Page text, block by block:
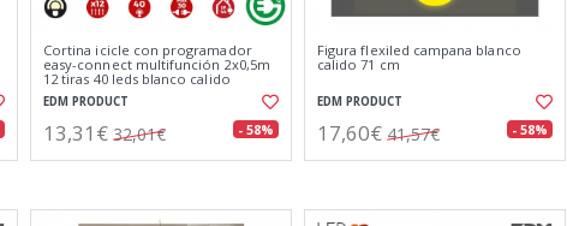
Cortina icicle con programador
easy-connect multifunción 2x0,5m
12 tiras 40 leds blanco calido
EDM PRODUCT
13,31€ 32,01€ - 58%
Figura flexiled campana blanco
calido 71 cm
EDM PRODUCT
17,60€ 41,57€ - 58%